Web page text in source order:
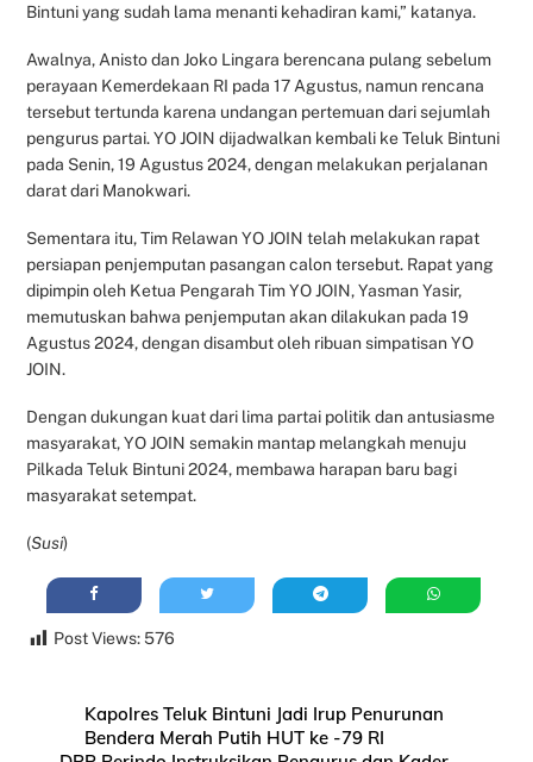
Bintuni yang sudah lama menanti kehadiran kami,” katanya.
Awalnya, Anisto dan Joko Lingara berencana pulang sebelum
perayaan Kemerdekaan RI pada 17 Agustus, namun rencana
tersebut tertunda karena undangan pertemuan dari sejumlah
pengurus partai. YO JOIN dijadwalkan kembali ke Teluk Bintuni
pada Senin, 19 Agustus 2024, dengan melakukan perjalanan
darat dari Manokwari.
Sementara itu, Tim Relawan YO JOIN telah melakukan rapat
persiapan penjemputan pasangan calon tersebut. Rapat yang
dipimpin oleh Ketua Pengarah Tim YO JOIN, Yasman Yasir,
memutuskan bahwa penjemputan akan dilakukan pada 19
Agustus 2024, dengan disambut oleh ribuan simpatisan YO
JOIN.
Dengan dukungan kuat dari lima partai politik dan antusiasme
masyarakat, YO JOIN semakin mantap melangkah menuju
Pilkada Teluk Bintuni 2024, membawa harapan baru bagi
masyarakat setempat.
(Susi)
Post Views: 576
Kapolres Teluk Bintuni Jadi Irup Penurunan
Bendera Merah Putih HUT ke -79 RI